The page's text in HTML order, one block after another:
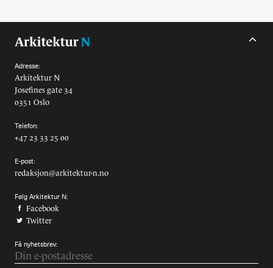
Abonnere
Made in Norway
Bokomtaler
Forfattere
Adresse:
Arkitektur N
Josefines gate 34
0351 Oslo
Telefon:
+47 23 33 25 00
E-post:
redaksjon@arkitektur-n.no
Følg Arkitektur N:
Facebook
Twitter
Få nyhetsbrev: